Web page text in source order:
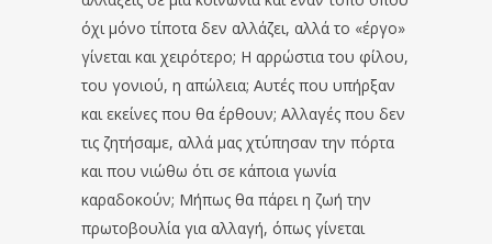
όχι μόνο τίποτα δεν αλλάζει, αλλά το «έργο»
γίνεται και χειρότερο; Η αρρώστια του φίλου,
του γονιού, η απώλεια; Αυτές που υπήρξαν
και εκείνες που θα έρθουν; Αλλαγές που δεν
τις ζητήσαμε, αλλά μας χτύπησαν την πόρτα
και που νιώθω ότι σε κάποια γωνία
καραδοκούν; Μήπως θα πάρει η ζωή την
πρωτοβουλία για αλλαγή, όπως γίνεται